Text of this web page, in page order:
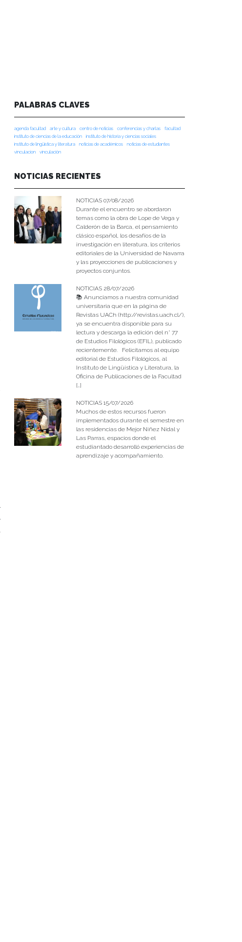
PALABRAS CLAVES
agenda facultad arte y cultura centro de noticias conferencias y charlas
facultad
instituto de ciencias de la educación
instituto de historia y ciencias sociales
instituto de lingüística y literatura
noticias de académicos
noticias de estudiantes
vinculacion
vinculación
NOTICIAS RECIENTES
NOTICIAS 07/08/2026
Durante el encuentro se abordaron
temas como la obra de Lope de Vega y
Calderón de la Barca, el pensamiento
clásico español, los desafíos de la
investigación en literatura, los criterios
editoriales de la Universidad de Navarra
y las proyecciones de publicaciones y
proyectos conjuntos.
NOTICIAS 28/07/2026
📚 Anunciamos a nuestra comunidad
universitaria que en la página de
Revistas UACh (http://revistas.uach.cl/),
ya se encuentra disponible para su
lectura y descarga la edición del n° 77
de Estudios Filológicos (EFIL), publicado
recientemente. Felicitamos al equipo
editorial de Estudios Filológicos, al
Instituto de Lingüística y Literatura, la
Oficina de Publicaciones de la Facultad
[…]
NOTICIAS 15/07/2026
Muchos de estos recursos fueron
implementados durante el semestre en
las residencias de Mejor Niñez Nidal y
Las Parras, espacios donde el
estudiantado desarrolló experiencias de
aprendizaje y acompañamiento.